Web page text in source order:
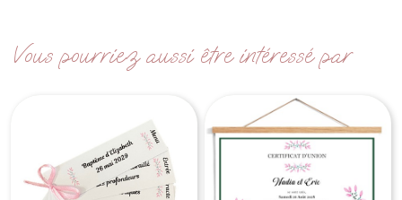
Vous pourriez aussi être intéressé par